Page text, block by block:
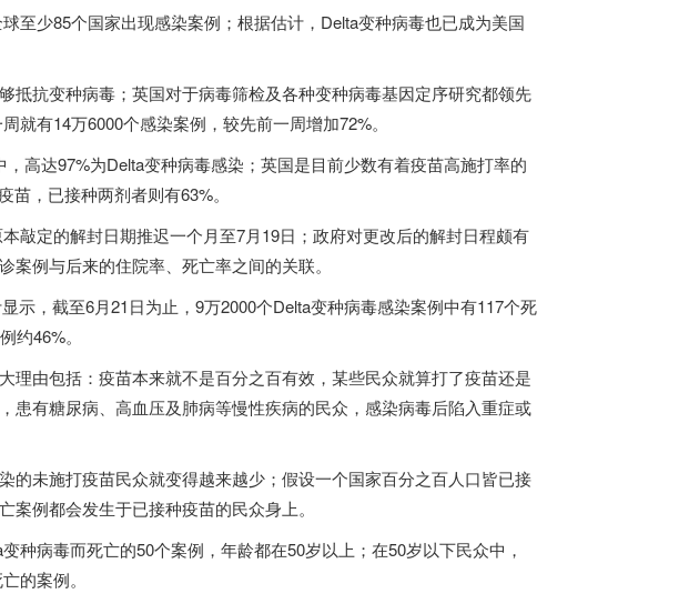
至少85个国家出现感染案例；根据估计，Delta变种病毒也已成为美国
抵抗变种病毒；英国对于病毒筛检及各种变种病毒基因定序研究都领先
就有14万6000个感染案例，较先前一周增加72%。
高达97%为Delta变种病毒感染；英国是目前少数有着疫苗高施打率的
，已接种两剂者则有63%。
敲定的解封日期推迟一个月至7月19日；政府对更改后的解封日程颇有
例与后来的住院率、死亡率之间的关联。
示，截至6月21日为止，9万2000个Delta变种病毒感染案例中有117个死
约46%。
理由包括：疫苗本来就不是百分之百有效，某些民众就算打了疫苗还是
患有糖尿病、高血压及肺病等慢性疾病的民众，感染病毒后陷入重症或
的未施打疫苗民众就变得越来越少；假设一个国家百分之百人口皆已接
例都会发生于已接种疫苗的民众身上。
种病毒而死亡的50个案例，年龄都在50岁以上；在50岁以下民众中，
的案例。